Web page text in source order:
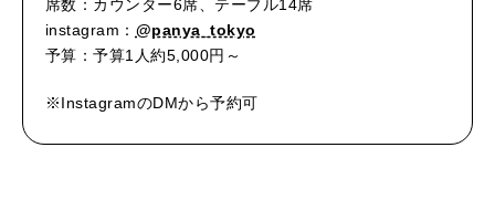
席数：カウンター6席、テーブル14席
instagram： @panya_tokyo
予算：予算1人約5,000円～
※InstagramのDMから予約可